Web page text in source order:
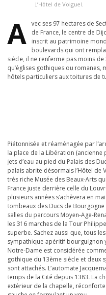
L’Hôtel de Volguel.
A vec ses 97 hectares de
de France, le centre de
inscrit au patrimoine
boulevards qui ont
siècle, il ne renferme pas moins
qu’églises gothiques ou romanes,
hôtels particuliers aux toitures de
Piétonnisée et réaménagée par
la place de la Libération (ancienne
jets d’eau au pied du Palais des
palais abrite désormais l’Hôtel de
très riche Musée des Beaux-Arts
France juste derrière celle du
plusieurs années s’achèvera en
tombeaux des Ducs de
salles du parcours Moyen-Age-
les 316 marches de la Tour
superbe. Sachez aussi que, tous
sympathique apéritif bourguignon
Notre-Dame est considérée
gothique du 13ème siècle et deux
sont attachés. L’automate
temps de la Cité depuis 1383. La
extérieur de la chapelle,